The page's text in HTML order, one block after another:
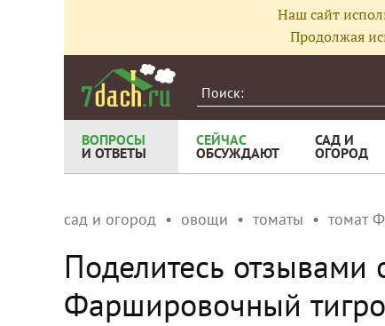
Наш сайт
Продолжая
ВОПРОСЫ
И ОТВЕТЫ
СЕЙЧАС
ОБСУЖДАЮТ
САД И
ОГОРОД
сад и огород овощи томаты томат
Поделитесь отзывами
Фаршировочный